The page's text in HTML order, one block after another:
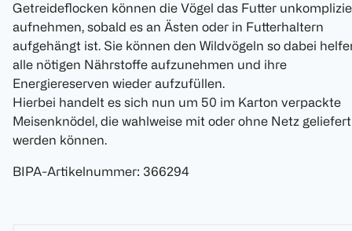
Getreideflocken können die Vögel das Futter
aufnehmen, sobald es an Ästen oder in Futterhaltern
aufgehängt ist. Sie können den Wildvögeln so dabei
alle nötigen Nährstoffe aufzunehmen und ihre
Energiereserven wieder aufzufüllen.
Hierbei handelt es sich nun um 50 im Karton verpackte
Meisenknödel, die wahlweise mit oder ohne Netz geliefert
werden können.
BIPA-Artikelnummer: 366294